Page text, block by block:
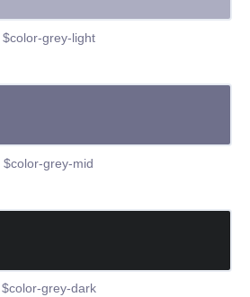
$color-grey-light
$color-grey-mid
$color-grey-dark